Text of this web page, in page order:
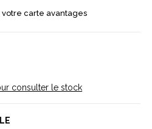
carte avantages
consulter le stock